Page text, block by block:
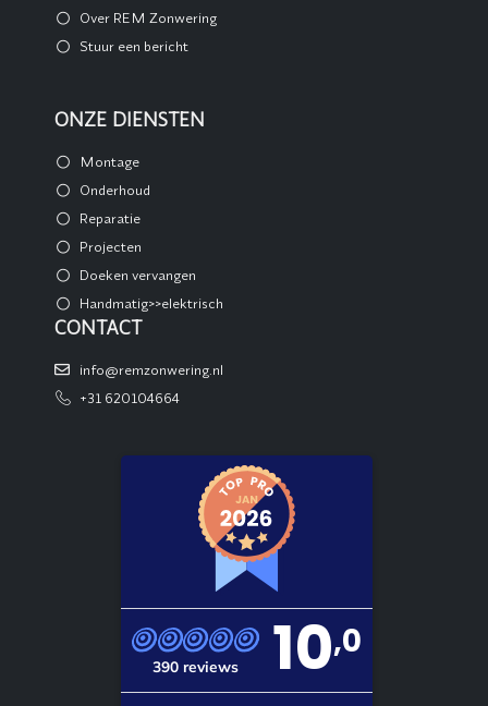
Over REM Zonwering
Stuur een bericht
ONZE DIENSTEN
Montage
Onderhoud
Reparatie
Projecten
Doeken vervangen
Handmatig>>elektrisch
CONTACT
info@remzonwering.nl
+31 620104664
390 reviews 10,0